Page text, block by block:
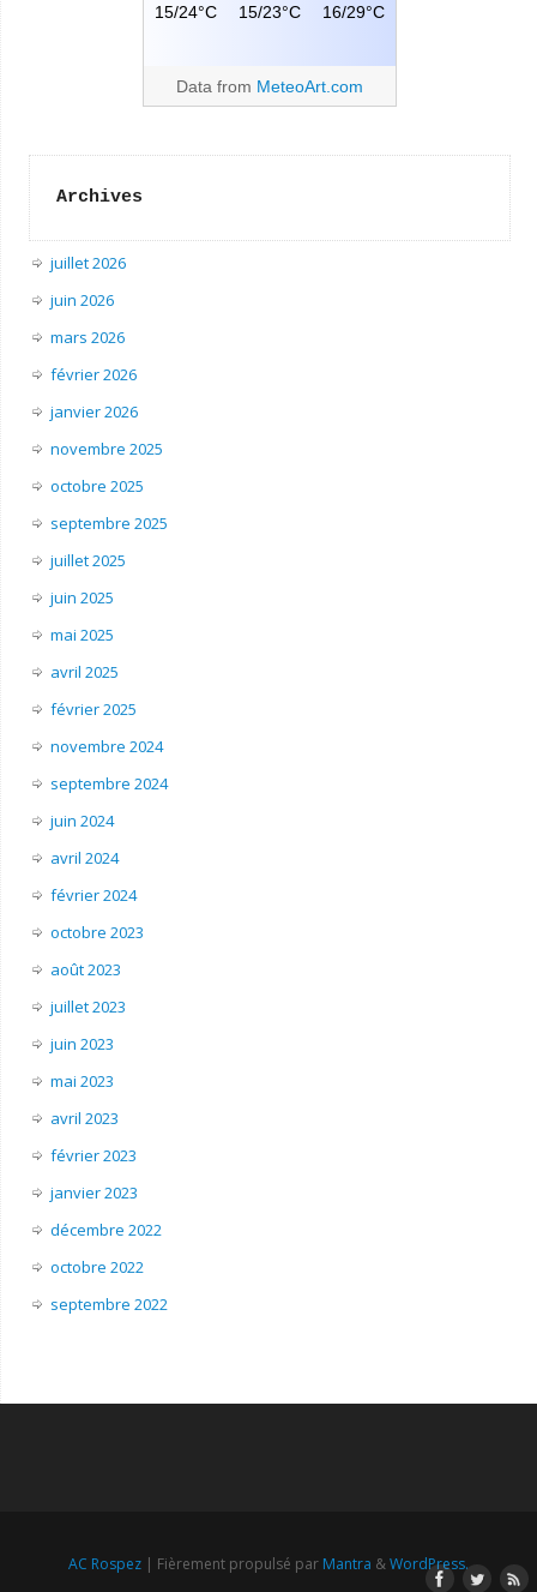
15/24°C 15/23°C 16/29°C
Data from MeteoArt.com
Archives
juillet 2026
juin 2026
mars 2026
février 2026
janvier 2026
novembre 2025
octobre 2025
septembre 2025
juillet 2025
juin 2025
mai 2025
avril 2025
février 2025
novembre 2024
septembre 2024
juin 2024
avril 2024
février 2024
octobre 2023
août 2023
juillet 2023
juin 2023
mai 2023
avril 2023
février 2023
janvier 2023
décembre 2022
octobre 2022
septembre 2022
AC Rospez | Fièrement propulsé par Mantra &WordPress.